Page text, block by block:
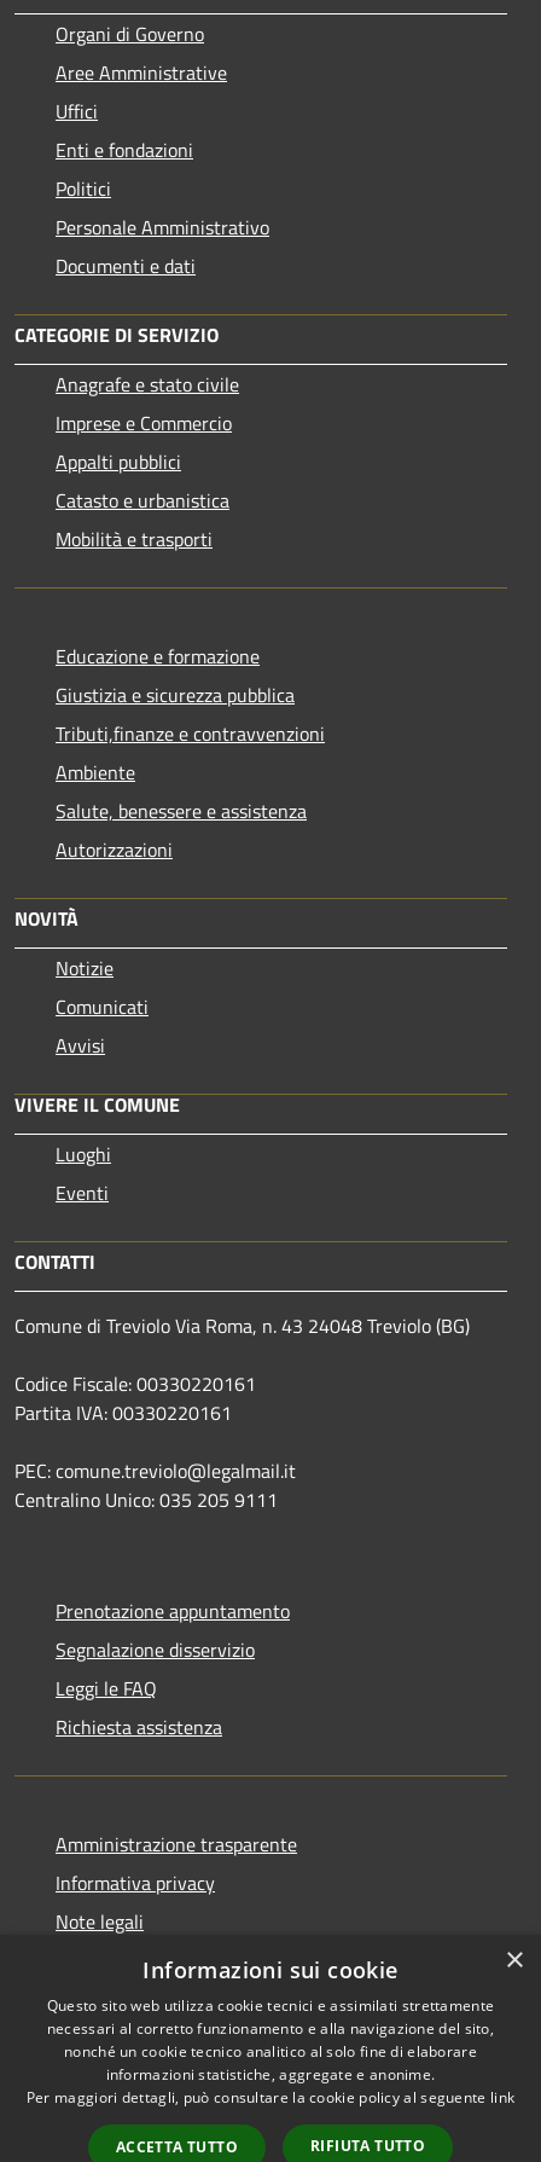
Organi di Governo
Aree Amministrative
Uffici
Enti e fondazioni
Politici
Personale Amministrativo
Documenti e dati
CATEGORIE DI SERVIZIO
Anagrafe e stato civile
Imprese e Commercio
Appalti pubblici
Catasto e urbanistica
Mobilità e trasporti
Educazione e formazione
Giustizia e sicurezza pubblica
Tributi,finanze e contravvenzioni
Ambiente
Salute, benessere e assistenza
Autorizzazioni
NOVITÀ
Notizie
Comunicati
Avvisi
VIVERE IL COMUNE
Luoghi
Eventi
CONTATTI
Comune di Treviolo Via Roma, n. 43 24048 Treviolo (BG)
Codice Fiscale: 00330220161
Partita IVA: 00330220161
PEC: comune.treviolo@legalmail.it
Centralino Unico:035 205 9111
Prenotazione appuntamento
Segnalazione disservizio
Leggi le FAQ
Richiesta assistenza
Amministrazione trasparente
Informativa privacy
Note legali
Dichiarazione di accessibilità
Accessibilità
Copyright © 2026 • Comune di
Treviolo • Powered by
Municipium•
Accesso
×
Informazioni sui cookie
Questo sito web utilizza cookie tecnici e assimilati strettamente
necessari al corretto funzionamento e alla navigazione del sito,
nonché un cookie tecnico analitico al solo fine di elaborare
informazioni statistiche, aggregate e anonime.
Per maggiori dettagli, può consultare la cookie policy al seguente link
ACCETTA TUTTO RIFIUTA TUTTO